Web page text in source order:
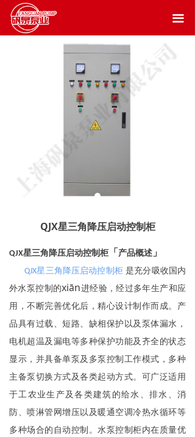
끀
QJX星三角降压启动控制柜
QJX星三角 降压启动控制柜 「产品概述 」
QJX星三角 降压 启动控制柜是充分吸收国内
外水泵控制的xiān进经验，经过多年生产和应
用，不断完善优化后，精心设计制作而成。产
品具有过载、短路、缺相保护以及泵体漏水，
电机超温及漏电等多种保护功能及齐全的状态
显示，并具备单泵及多泵控制工作模式，多种
主备泵切换方式及各类起动方式。可广泛适用
于工农业生产及各类建筑的给水、排水、消
防、喷淋管网增压以及暖通空调冷热水循环等
多种场合的自动控制。水泵控制柜内在质量优